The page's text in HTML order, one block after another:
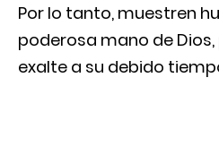
Por lo tanto, muestren
poderosa mano de
exalte a su debido